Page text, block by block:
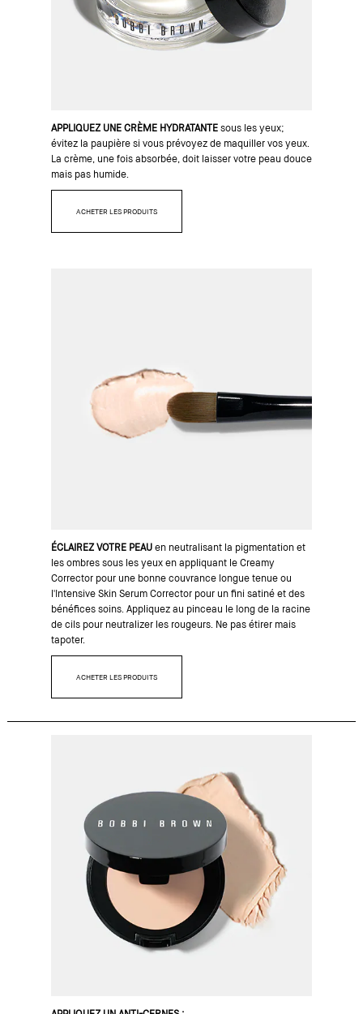
APPLIQUEZ UNE CRÈME HYDRATANTEsous les yeux;
évitez la paupière si vous prévoyez de maquiller vos yeux.
La crème, une fois absorbée, doit laisser votre peau douce
mais pas humide.
ACHETER LES PRODUITS
ÉCLAIREZ VOTRE PEAUen neutralisant la pigmentation et
les ombres sous les yeux en appliquant le Creamy
Corrector pour une bonne couvrance longue tenue ou
l'Intensive Skin Serum Corrector pour un fini satiné et des
bénéfices soins. Appliquez au pinceau le long de la racine
de cils pour neutralizer les rougeurs. Ne pas étirer mais
tapoter.
ACHETER LES PRODUITS